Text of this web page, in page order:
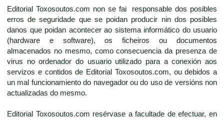
Editorial Toxosoutos.com non se fai responsable dos posibles
erros de seguridade que se poidan producir nin dos posibles
danos que poidan acontecer ao sistema informático do usuario
(hardware e software), os ficheiros ou documentos
almacenados no mesmo, como consecuencia da presenza de
virus no ordenador do usuario utilizado para a conexión aos
servizos e contidos de Editorial Toxosoutos.com, ou debidos a
un mal funcionamiento do navegador ou do uso de versións non
actualizadas do mesmo.
Editorial Toxosoutos.com resérvase a facultade de efectuar, en